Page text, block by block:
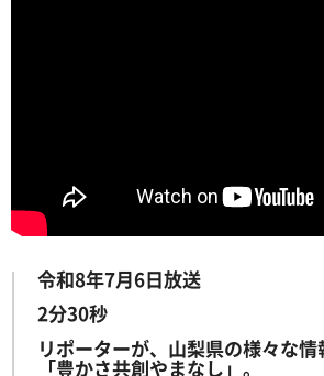
令和8年7月6日放送
2分30秒
リポーターが、山梨県の様々な
「豊かさ共創やまなし」。